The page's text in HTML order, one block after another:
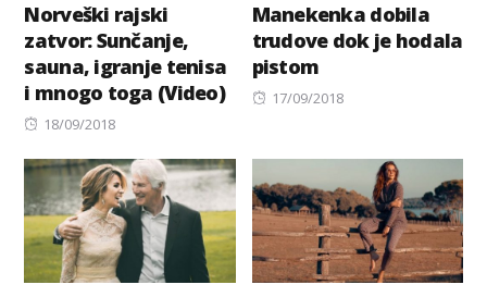
Norveški rajski
zatvor: Sunčanje,
sauna, igranje tenisa
i mnogo toga (Video)
Posted
18/09/2018
Manekenka dobila
trudove dok je hodala
pistom
Posted
17/09/2018